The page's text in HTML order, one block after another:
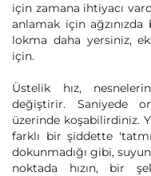
için zamana ihtiyacı
anlamak için ağzınızda
lokma daha yersiniz,
için.
Üstelik hız,
değiştirir. Saniyede
üzerinde koşabilirdiniz.
farklı bir şiddette
dokunmadığı gibi, suyun
noktada hızın, bir